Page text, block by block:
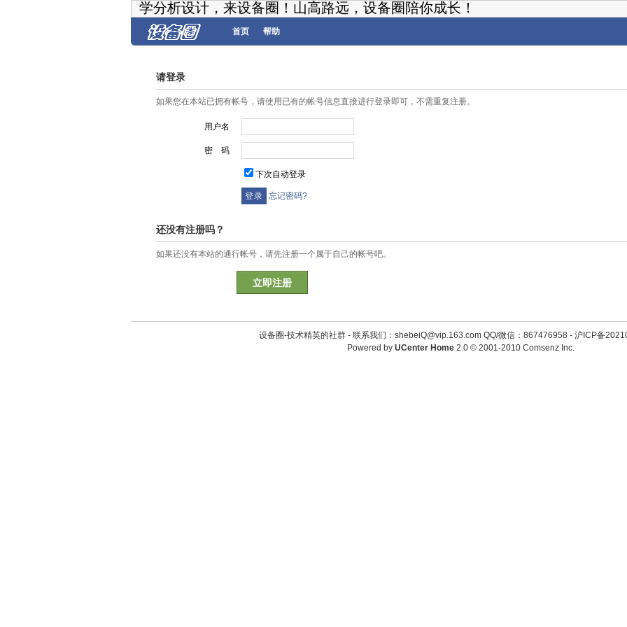
学分析设计，来设备圈！山高路远，设备圈陪你成长！
首页 帮助
请登录
如果您在本站已拥有帐号，请使用已有的帐号信息直接进行登录即可，不需重复注册。
用户名
密 码
下次自动登录
忘记密码?
还没有注册吗？
如果还没有本站的通行帐号，请先注册一个属于自己的帐号吧。
立即注册
设备圈-技术精英的社群 - 联系我们：shebeiQ@vip.163.com QQ/微信：867476958- 沪ICP备
Powered by UCenter Home 2.0© 2001-2010 Comsenz Inc.